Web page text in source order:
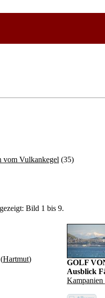
vom Vulkankegel (35)
Bild 1 bis 9.
(Hartmut)
GOLF
Ausblick
Kampanien